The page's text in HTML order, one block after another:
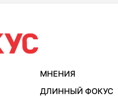
МНЕНИЯ
ДЛИННЫЙ ФОКУС